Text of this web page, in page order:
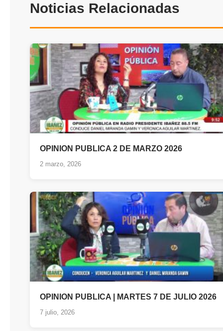
Noticias Relacionadas
OPINION PUBLICA 2 DE MARZO 2026
2 marzo, 2026
OPINION PUBLICA | MARTES 7 DE JULIO 2026
7 julio, 2026